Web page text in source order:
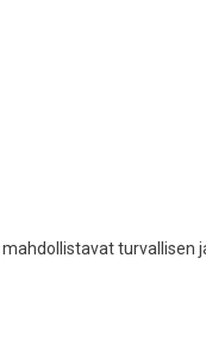
turvallisen